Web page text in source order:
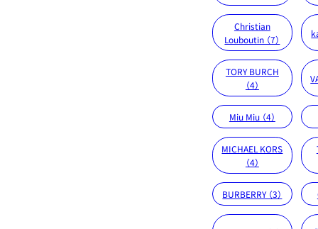
Christian
Louboutin （7）
TORY BURCH
（4）
Miu Miu （4）
MICHAEL KORS
（4）
BURBERRY （3）